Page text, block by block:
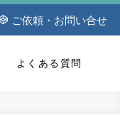
よくある質問
ご依頼・お問い合せ